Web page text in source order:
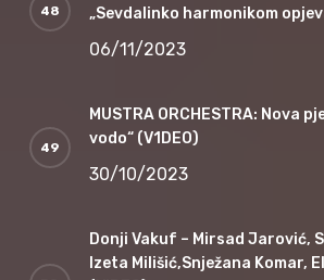
„Sevdalinko harmonikom
06/11/2023
MUSTRA ORCHESTRA: Nova
vodo“ (V1DEO)
30/10/2023
Donji Vakuf – Mirsad Jarović,
Izeta Milišić,Snježana Komar,